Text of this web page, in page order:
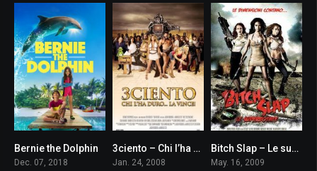
5.6
Bernie the Dolphin
Dec. 07, 2018
2.83ciento – Chi l’ha duro… la vince!
Jan. 24, 2008
4.5Bitch Slap – Le superdotate
May. 16, 2009